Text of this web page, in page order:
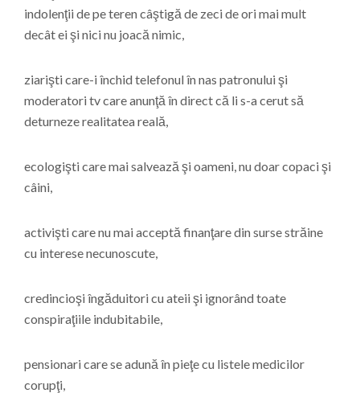
indolenţii de pe teren câştigă de zeci de ori mai mult
decât ei şi nici nu joacă nimic,
ziarişti care-i închid telefonul în nas patronului şi
moderatori tv care anunţă în direct că li s-a cerut să
deturneze realitatea reală,
ecologişti care mai salvează şi oameni, nu doar copaci şi
câini,
activişti care nu mai acceptă finanţare din surse străine
cu interese necunoscute,
credincioşi îngăduitori cu ateii şi ignorând toate
conspiraţiile indubitabile,
pensionari care se adună în pieţe cu listele medicilor
corupţi,